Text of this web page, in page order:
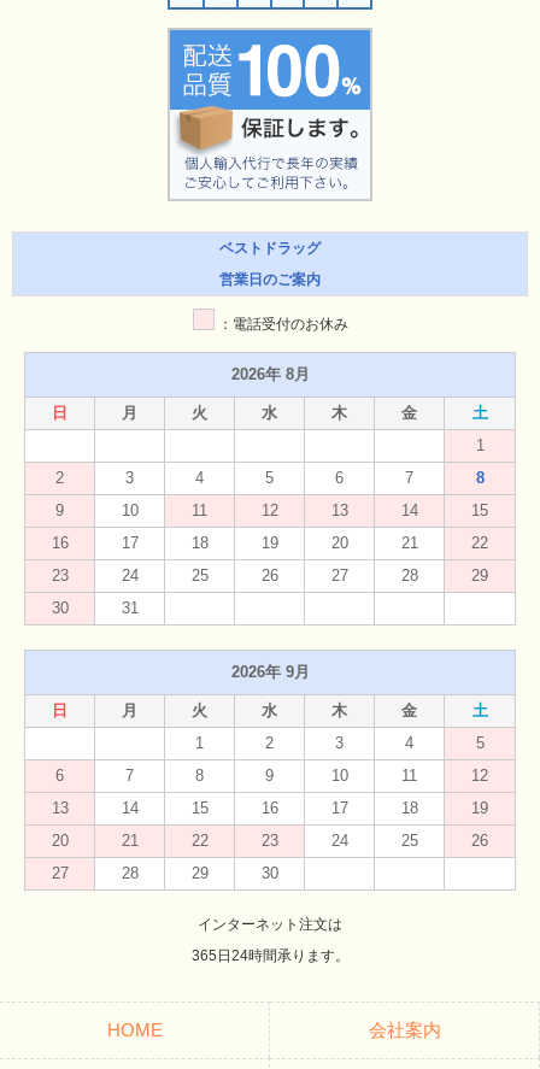
ベストドラッグ
営業日のご案内
：電話受付のお休み
2026年 8月
日 月 火 水 木 金
土
1
2
3 4 5 6 7
8
9
10 11 12 13 14
15
16
17 18 19 20 21
22
23
24 25 26 27 28
29
30
31
2026年 9月
日 月 火 水 木 金
土
1
2 3 4
5
6
7 8 9 10 11
12
13
14 15 16 17 18
19
20
21 22 23 24 25
26
27
28 29 30
インターネット注文は
365日24時間承ります。
HOME 会社案内